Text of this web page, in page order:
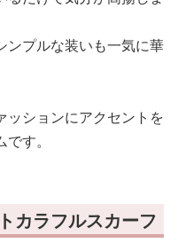
ンプルな装いも一気に華
ッションにアクセントを
す。
カラフルスカーフ